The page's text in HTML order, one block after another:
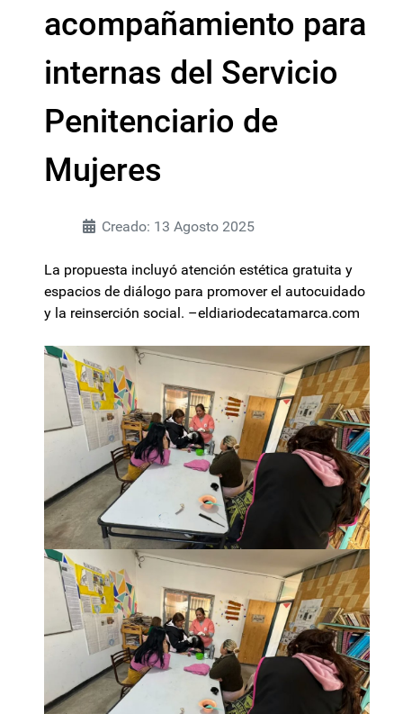
acompañamiento para
internas del Servicio
Penitenciario de
Mujeres
Creado: 13 Agosto 2025
La propuesta incluyó atención estética gratuita y
espacios de diálogo para promover el autocuidado
y la reinserción social. –eldiariodecatamarca.com